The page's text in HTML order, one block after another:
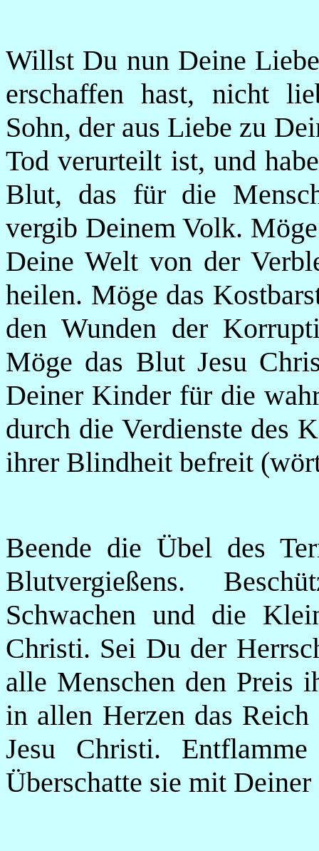
Willst Du nun Deine
erschaffen hast, nicht
Sohn, der aus Liebe zu
Tod verurteilt ist, und
Blut, das für die
vergib Deinem Volk.
Deine Welt von der
heilen. Möge das
den Wunden der
Möge das Blut Jesu
Deiner Kinder für die
durch die Verdienste des
ihrer Blindheit befreit
Beende die Übel des
Blutvergießens.
Schwachen und die
Christi. Sei Du der
alle Menschen den Preis
in allen Herzen das
Jesu Christi.
Überschatte sie mit